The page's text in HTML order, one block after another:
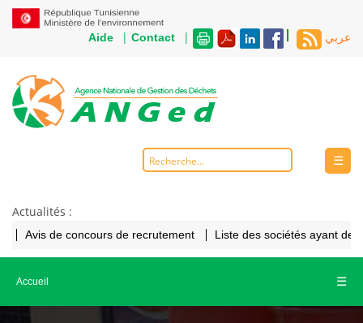
Aide | Contact | عربي
☰
Actualités :
Avis de concours de recrutement Liste des sociétés ayant
Accueil ☰